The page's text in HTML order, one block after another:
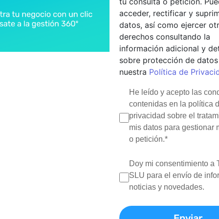
de almacenes?
asociado a la recepción de materiales, su
delegaciones). Así, cubre todos los procesos
que lo sirve a clientes (distribución). Y su
Se trata, por lo tanto, de una función clave en
de distribución.
nuestro artículo en la gestión de
que nos permitirán hacerlo de forma eficiente.
acceder, rectificar y
datos, así como ejercer
derechos consultando la
información adicional y
sobre protección de
nuestra Política de
He leído y acepto las
contenidas en la política
privacidad sobre el
mis datos para gestionar
o petición.*
Doy mi consentimiento a
SLU para el envío de
noticias y novedades.